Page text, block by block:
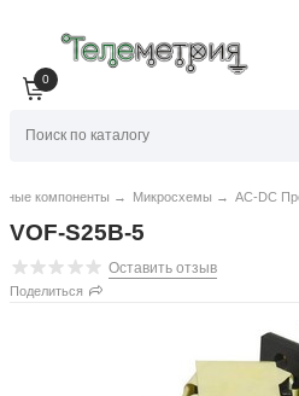
0
компоненты → Микросхемы → AC-DC
VOF-S25B-5
Оставить отзыв
Поделиться